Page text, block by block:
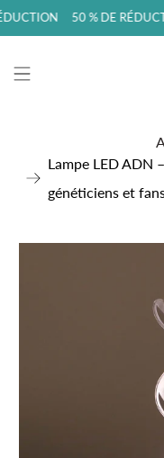
50 % DE
Lampe LED ADN
généticiens et